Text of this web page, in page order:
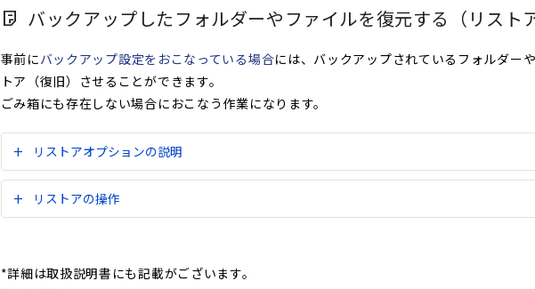
バックアップしたフォルダーやファイルを復元する（リストア
事前にバックアップ設定をおこなっている場合には、バックアップされているフォルダー
トア（復旧）させることができます。
ごみ箱にも存在しない場合におこなう作業になります。
リストアオプションの説明
リストアの操作
*詳細は取扱説明書にも記載がございます。